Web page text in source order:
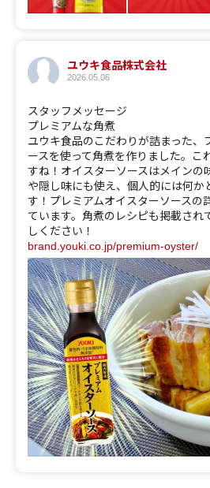
ユウキ食品株式会社
2026.05.06
スタッフメッセージ
プレミアムな角煮
ユウキ食品のこだわりが詰まった、
ースを使って角煮を作りました。こ
すね！オイスターソースはメインの
や隠し味にも使え、個人的には何か
す！プレミアムオイスターソースの
ています。角煮のレシピも掲載され
しください！
brand.youki.co.jp/premium-oyster/